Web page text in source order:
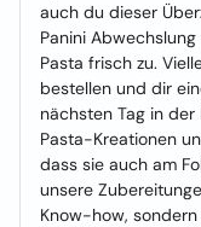
auch du dieser
Panini
Pasta frisch zu.
bestellen und dir
nächsten Tag in
Pasta-Kreationen
dass sie auch am
unsere
Know-how,